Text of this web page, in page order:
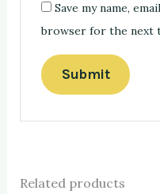
Save my name,
browser for the next
Related products